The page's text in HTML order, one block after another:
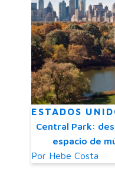
ESTADOS
Central Park:
espacio de
Por Hebe Costa